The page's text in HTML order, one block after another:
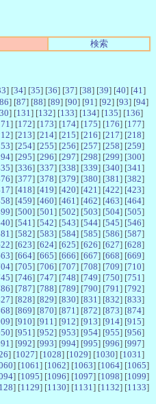
検索
] [34] [35] [36] [37] [38] [39] [40] [41 ]
86] [87] [88] [89] [90] [91 ] [92] [93] [94]
] [131 ] [132] [133] [134] [135] [136]
] [172] [173] [174] [175] [176] [177]
] [213] [214] [215] [216] [217] [218]
] [254] [255] [256] [257] [258] [259]
] [295] [296] [297] [298] [299] [300]
] [336] [337] [338] [339] [340] [341 ]
] [377] [378] [379] [380] [381 ] [382]
] [418] [419] [420] [421 ] [422] [423]
] [459] [460] [461 ] [462] [463] [464]
] [500] [501 ] [502] [503] [504] [505]
] [541 ] [542] [543] [544] [545] [546]
] [582] [583] [584] [585] [586] [587]
] [623] [624] [625] [626] [627] [628]
] [664] [665] [666] [667] [668] [669]
] [705] [706] [707] [708] [709] [710]
] [746] [747] [748] [749] [750] [751 ]
] [787] [788] [789] [790] [791 ] [792]
] [828] [829] [830] [831 ] [832] [833]
] [869] [870] [871 ] [872] [873] [874]
] [910] [911 ] [912] [913] [914] [915]
] [951 ] [952] [953] [954] [955] [956]
] [992] [993] [994] [995] [996] [997]
] [1027] [1028] [1029] [1030] [1031 ]
] [1061 ] [1062] [1063] [1064] [1065]
] [1095] [1096] [1097] [1098] [1099]
] [1129] [1130] [1131 ] [1132] [1133]